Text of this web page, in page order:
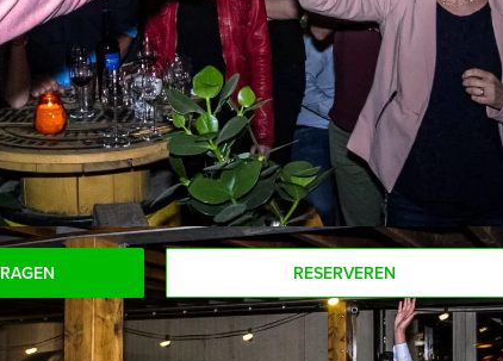
kunt u gebruikmaken van het drankarrangement, waarbij u
bier, fris, huiswijn, koffie en thee. Zo komt u ook achteraf
aantal deelnemers? Als u bereid bent voor het minimale
gewoon voor minder personen boeken!
RESERVEREN